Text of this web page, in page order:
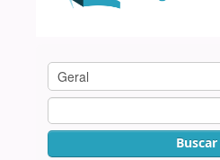
Buscar